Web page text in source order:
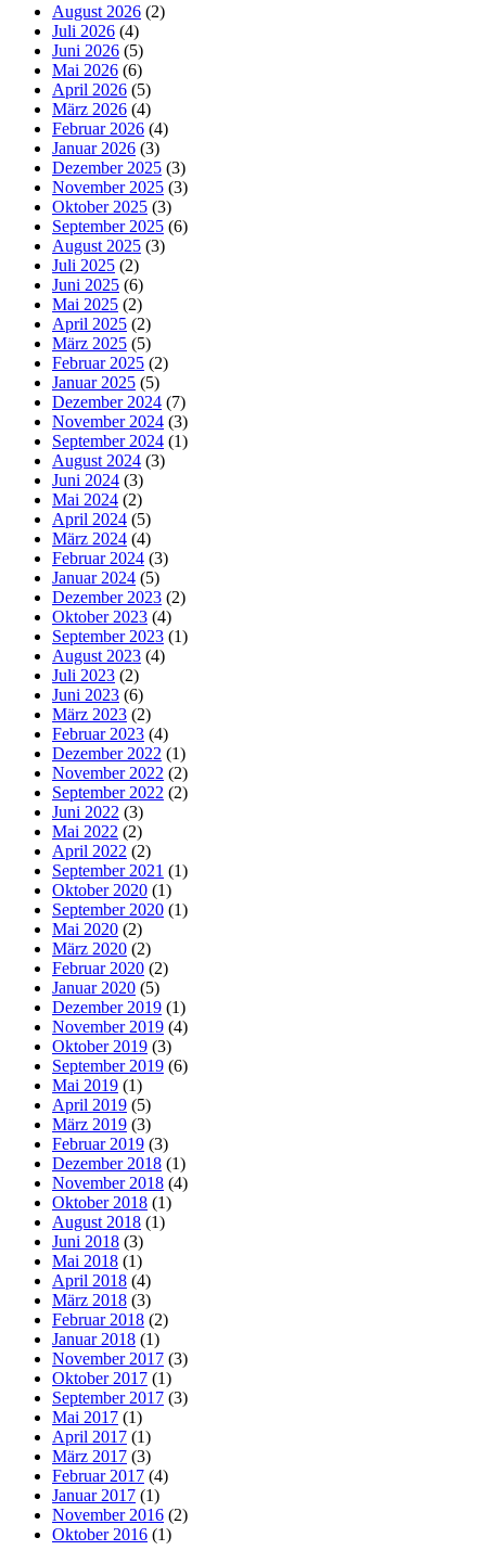
August 2026 (2)
Juli 2026 (4)
Juni 2026 (5)
Mai 2026 (6)
April 2026 (5)
März 2026 (4)
Februar 2026 (4)
Januar 2026 (3)
Dezember 2025 (3)
November 2025 (3)
Oktober 2025 (3)
September 2025 (6)
August 2025 (3)
Juli 2025 (2)
Juni 2025 (6)
Mai 2025 (2)
April 2025 (2)
März 2025 (5)
Februar 2025 (2)
Januar 2025 (5)
Dezember 2024 (7)
November 2024 (3)
September 2024 (1)
August 2024 (3)
Juni 2024 (3)
Mai 2024 (2)
April 2024 (5)
März 2024 (4)
Februar 2024 (3)
Januar 2024 (5)
Dezember 2023 (2)
Oktober 2023 (4)
September 2023 (1)
August 2023 (4)
Juli 2023 (2)
Juni 2023 (6)
März 2023 (2)
Februar 2023 (4)
Dezember 2022 (1)
November 2022 (2)
September 2022 (2)
Juni 2022 (3)
Mai 2022 (2)
April 2022 (2)
September 2021 (1)
Oktober 2020 (1)
September 2020 (1)
Mai 2020 (2)
März 2020 (2)
Februar 2020 (2)
Januar 2020 (5)
Dezember 2019 (1)
November 2019 (4)
Oktober 2019 (3)
September 2019 (6)
Mai 2019 (1)
April 2019 (5)
März 2019 (3)
Februar 2019 (3)
Dezember 2018 (1)
November 2018 (4)
Oktober 2018 (1)
August 2018 (1)
Juni 2018 (3)
Mai 2018 (1)
April 2018 (4)
März 2018 (3)
Februar 2018 (2)
Januar 2018 (1)
November 2017 (3)
Oktober 2017 (1)
September 2017 (3)
Mai 2017 (1)
April 2017 (1)
März 2017 (3)
Februar 2017 (4)
Januar 2017 (1)
November 2016 (2)
Oktober 2016 (1)